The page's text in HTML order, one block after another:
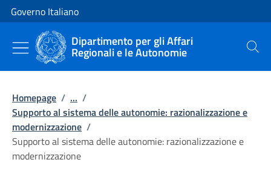
Vai al contenuto
Vai alla navigazione del sito
Governo Italiano
Dipartimento per gli Affari
Regionali e le Autonomie Cerca
Homepage / ... /
Supporto al sistema delle autonomie: razionalizzazione e
modernizzazione /
Supporto al sistema delle autonomie: razionalizzazione e
modernizzazione